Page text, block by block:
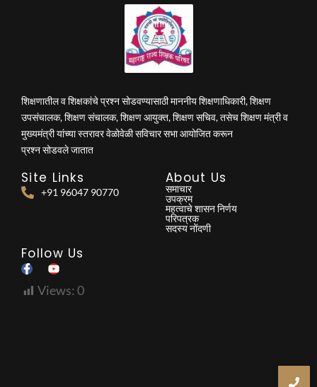
शिक्षणातील व शिक्षकांचे प्रश्न सोडवण्यासाठी माननीय शिक्षणाधिकारी, शिक्षण
उपसंचालक, शिक्षण संचालक, शिक्षण आयुक्त, शिक्षण सचिव, तसेच शिक्षण मंत्री व
मुख्यमंत्री यांच्या स्तरावर वेळोवेळी सविचार सभा आयोजित करून
प्रश्न सोडवले जातात
Site Links
+91 96047 90770
About Us
समाचार
उपक्रम
महत्वाचे शासन निर्णय
परिपत्रक
सदस्य नोंदणी
Follow Us
Views: 0